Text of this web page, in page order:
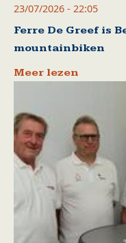
23/07/2026 - 22:05
Ferre De Greef is
mountainbiken
Meer lezen